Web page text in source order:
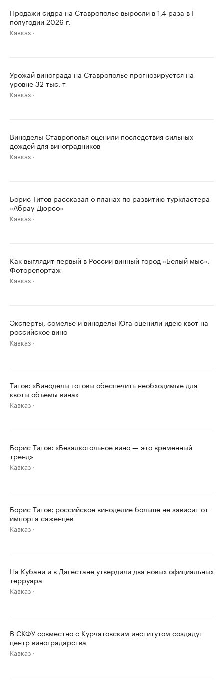
Продажи сидра на Ставрополье выросли в 1,4 раза в I
полугодии 2026 г.
Кавказ
Урожай винограда на Ставрополье прогнозируется на
уровне 32 тыс. т
Кавказ
Виноделы Ставрополья оценили последствия сильных
дождей для виноградников
Кавказ
Борис Титов рассказал о планах по развитию туркластера
«Абрау-Дюрсо»
Кавказ
Как выглядит первый в России винный город «Белый мыс».
Фоторепортаж
Кавказ
Эксперты, сомелье и виноделы Юга оценили идею квот на
российское вино
Кавказ
Титов: «Виноделы готовы обеспечить необходимые для
квоты объемы вина»
Кавказ
Борис Титов: «Безалкогольное вино — это временный
тренд»
Кавказ
Борис Титов: российское виноделие больше не зависит от
импорта саженцев
Кавказ
На Кубани и в Дагестане утвердили два новых официальных
терруара
Кавказ
В СКФУ совместно с Курчатовским институтом создадут
центр виноградарства
Кавказ